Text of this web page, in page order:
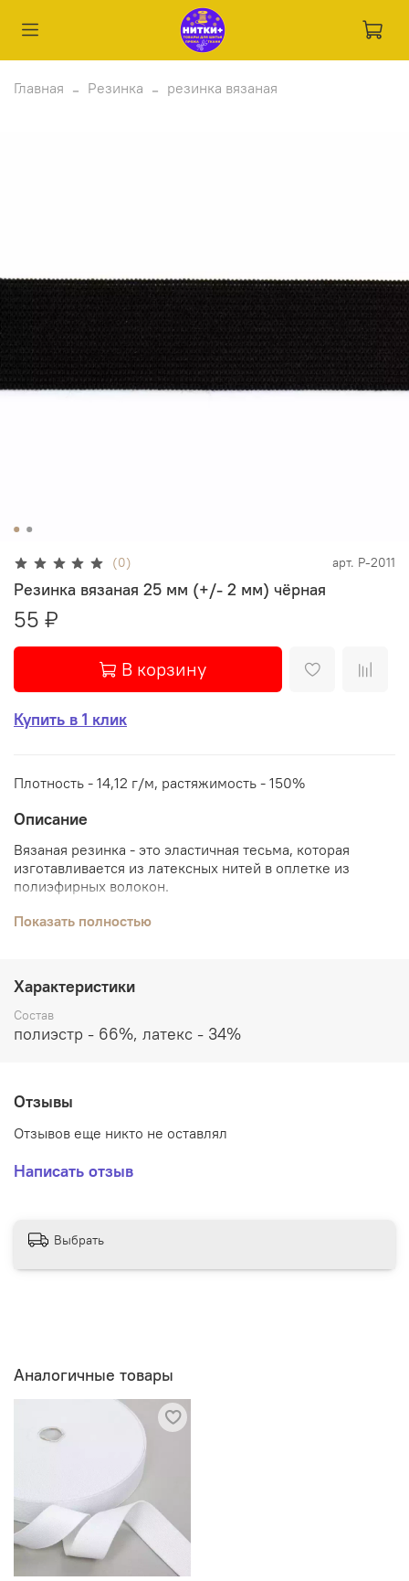
Главная Резинка резинка вязаная
(0) арт. Р-2011
Резинка вязаная 25 мм (+/- 2 мм) чёрная
55 ₽
В корзину
Купить в 1 клик
Плотность - 14,12 г/м, растяжимость - 150%
Описание
Вязаная резинка - это эластичная тесьма, которая
изготавливается из латексных нитей в оплетке из
полиэфирных волокон.
Вязаная резинка отличается от тканой способом
Применяется при пошиве верхней одежды,
спецодежды, нижнего и постельного белья.
Показать полностью
Характеристики
Состав
полиэстр - 66%, латекс - 34%
Отзывы
Отзывов еще никто не оставлял
Написать отзыв
Выбрать
Аналогичные товары